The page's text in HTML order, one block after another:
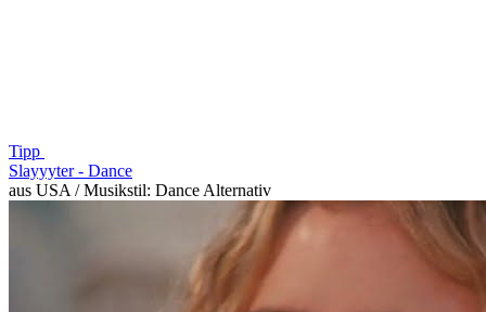
Tipp
Slayyyter - Dance
aus USA / Musikstil: Dance Alternativ